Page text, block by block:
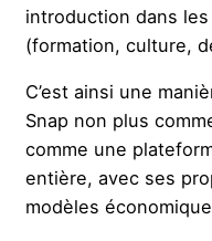
introduction dans
(formation, culture,
C’est ainsi une
Snap non plus
comme une
entière, avec ses
modèles